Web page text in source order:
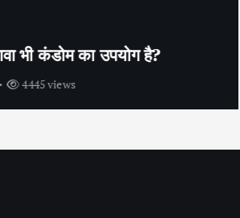
कंडोम का उपयोग है?
4445 views